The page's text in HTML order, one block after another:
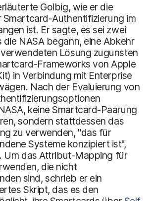
Golbig, wie er die
Smartcard-Authentifizierung im
ist. Er sagte, es sei zwei
die NASA begann, eine Abkehr
Lösung zugunsten
Frameworks von Apple
in Verbindung mit Enterprise
Nach der Evaluierung von
keine Smartcard-Paarung
sondern stattdessen das
zu verwenden, "das für
Systeme konzipiert ist",
Um das Attribut-Mapping für
die nicht
sind, schrieb er ein
Skript, das es den